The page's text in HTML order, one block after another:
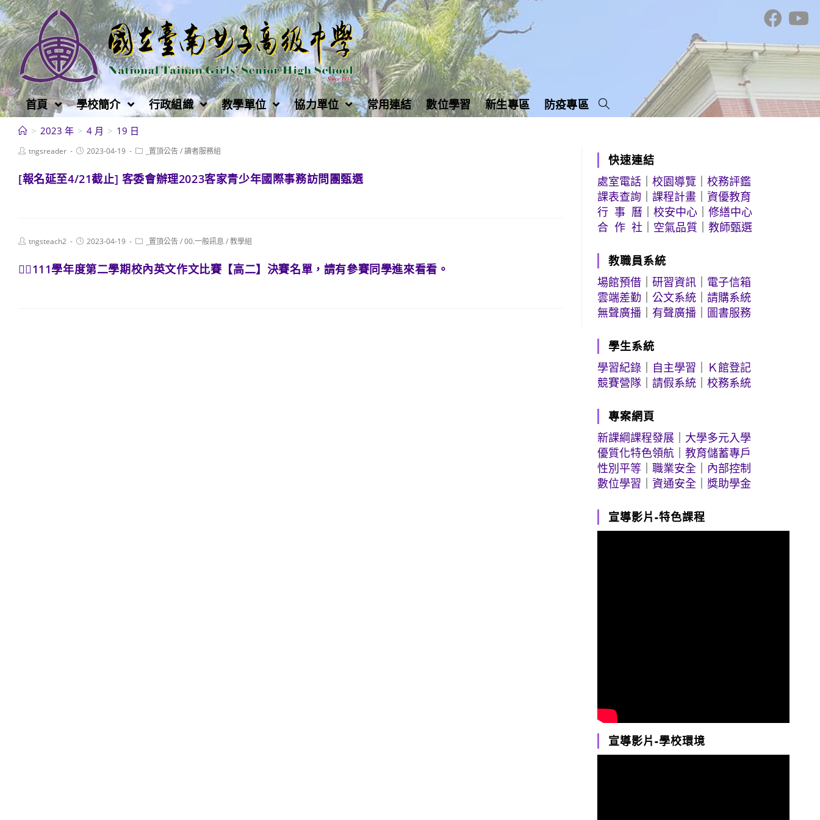
跳
轉
至
主
要
內
容
首頁 學校簡介 行政組織 教學單位 協力單位 常用連結 數位學習 新生專區 防疫專區
> 2023 年 > 4 月 > 19 日
Posttngsreader
Post2023-04-19
Post _置頂公告/讀者服務組
[報名延至4/21截止] 客委會辦理2023客家青少年國際事務訪問團甄選
Posttngsteach2
Post2023-04-19
Post _置頂公告/00.一般訊息 /教學組
🏃‍♀️111學年度第二學期校內英文作文比賽【高二】決賽名單，請有參賽同學進來看看。
快速連結
處室電話 ｜校園導覽 ｜校務評鑑
課表查詢 ｜課程計畫 ｜資優教育
行 事 曆 ｜校安中心 ｜修繕中心
合 作 社
空氣品質 ｜教師甄選
教職員系統
場館預借 ｜研習資訊
電子信箱
雲端差勤 ｜公文系統 ｜請購系統
無聲廣播
有聲廣播 圖書服務
學生系統
學習紀錄
自主學習
Ｋ館登記
競賽營隊 ｜請假系統 ｜校務系統
專案網頁
新課綱課程發展
大學多元入學
優質化特色領航 ｜教育儲蓄專戶
性別平等 ｜職業安全
內部控制
數位學習 ｜資通安全 ｜獎助學金
宣導影片-特色課程
宣導影片-學校環境